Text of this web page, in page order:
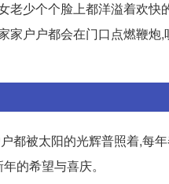
老少个个脸上都洋溢着欢快
户户都会在门口点燃鞭炮,
都被太阳的光辉普照着,每
的希望与喜庆。